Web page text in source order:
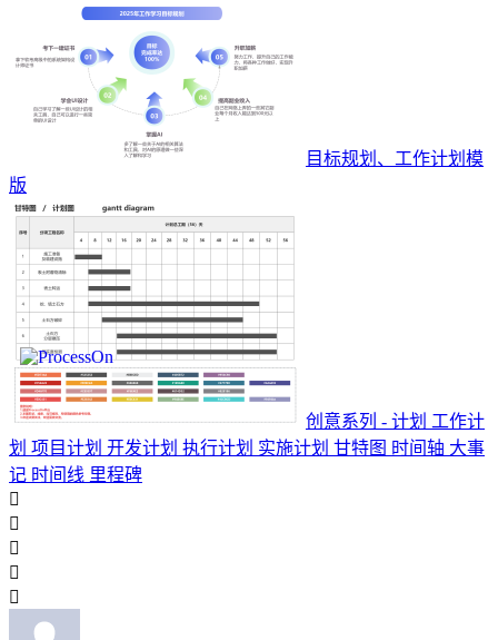
目标规划、工作计划模
版
创意系列 - 计划 工作计
划 项目计划 开发计划 执行计划 实施计划 甘特图 时间轴 大事
记 时间线 里程碑




